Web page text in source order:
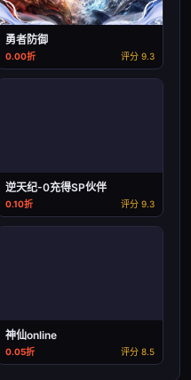
勇者防御
0.00折 评分 9.3
逆天纪-0充得SP伙伴
0.10折 评分 9.3
神仙online
0.05折 评分 8.5